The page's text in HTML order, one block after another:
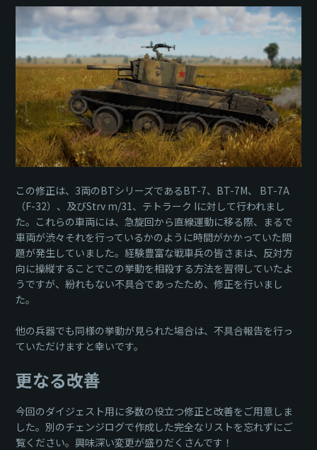
この修正は、3両のBTシリーズであるBT-7、BT-7М、 BT-7A
（F-32）、及びStrv m/31、テトラーク Iに対して行われまし
た。これらの車両には、急旋回から直線運動に移る際、まるで
車両が渋々それを行っているかのように時間がかかっていた問
題が発生していました。経験豊富な戦車兵の皆さまは、反対方
向に操縦することでこの挙動を相殺する方法を習得していたよ
うですが、紛れもない不具合であったため、修正を行いまし
た。
他の兵器でも同様の挙動が見られた場合は、不具合報告を行っ
ていただけますと幸いです。
更なる改善
今回のダイジェスト用に多数の役立つ修正と改善をご用意しま
した。別のチェンジログで作成した完全なリストを忘れずにご
覧ください。興味深い変更が盛りだくさんです！